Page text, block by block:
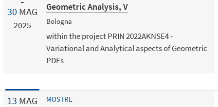
30 MAG
2025
Geometric Analysis, V
Bologna
within the project PRIN 2022AKNSE4 -
Variational and Analytical aspects of Geometric
PDEs
13 MAG MOSTRE